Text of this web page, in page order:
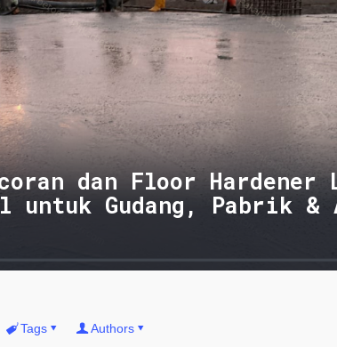
dan Floor Hardener
untuk Gudang, Pabrik &
Tags Authors